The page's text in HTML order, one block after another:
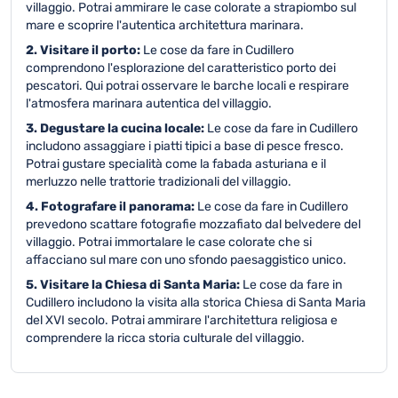
villaggio. Potrai ammirare le case colorate a strapiombo sul
mare e scoprire l'autentica architettura marinara.
2. Visitare il porto: Le cose da fare in Cudillero
comprendono l'esplorazione del caratteristico porto dei
pescatori. Qui potrai osservare le barche locali e respirare
l'atmosfera marinara autentica del villaggio.
3. Degustare la cucina locale: Le cose da fare in Cudillero
includono assaggiare i piatti tipici a base di pesce fresco.
Potrai gustare specialità come la fabada asturiana e il
merluzzo nelle trattorie tradizionali del villaggio.
4. Fotografare il panorama: Le cose da fare in Cudillero
prevedono scattare fotografie mozzafiato dal belvedere del
villaggio. Potrai immortalare le case colorate che si
affacciano sul mare con uno sfondo paesaggistico unico.
5. Visitare la Chiesa di Santa Maria: Le cose da fare in
Cudillero includono la visita alla storica Chiesa di Santa Maria
del XVI secolo. Potrai ammirare l'architettura religiosa e
comprendere la ricca storia culturale del villaggio.